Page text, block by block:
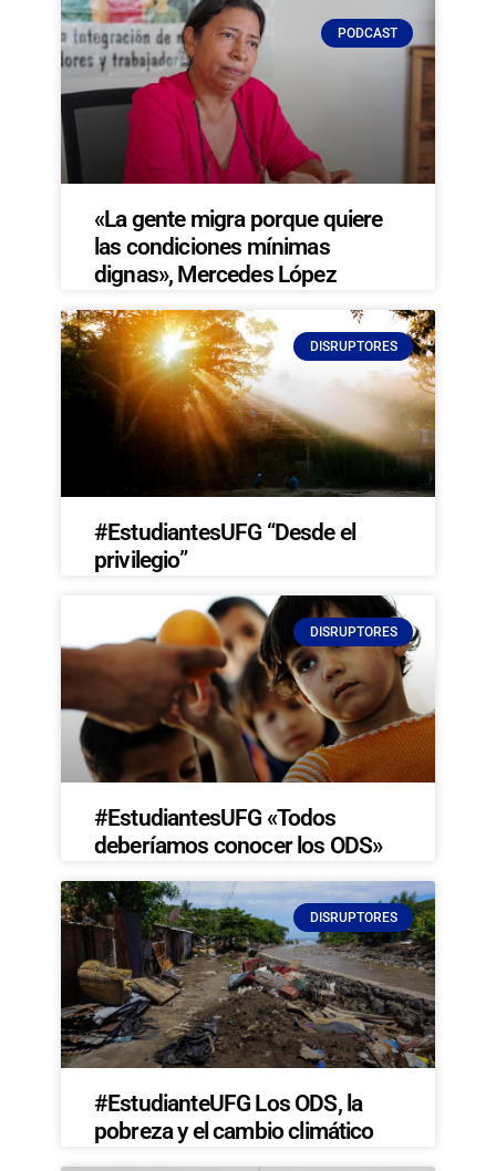
PODCAST
«La gente migra porque quiere
las condiciones mínimas
dignas», Mercedes López
DISRUPTORES
#EstudiantesUFG “Desde el
privilegio”
DISRUPTORES
#EstudiantesUFG «Todos
deberíamos conocer los ODS»
DISRUPTORES
#EstudianteUFG Los ODS, la
pobreza y el cambio climático